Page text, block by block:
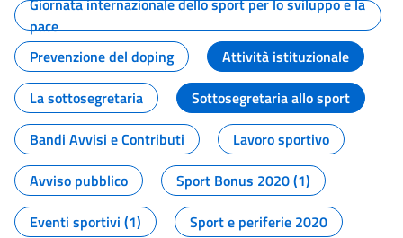
Giornata internazionale dello sport per lo sviluppo e la
pace
Prevenzione del doping
Attività istituzionale
La sottosegretaria
Sottosegretaria allo sport
Bandi Avvisi e Contributi
Lavoro sportivo
Avviso pubblico
Sport Bonus 2020 (1)
Eventi sportivi (1)
Sport e periferie 2020